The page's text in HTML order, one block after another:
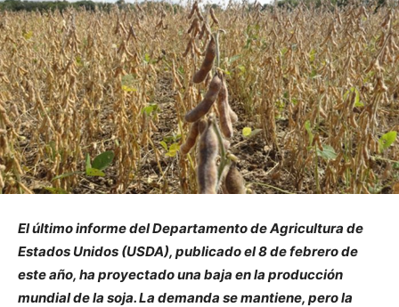
El último informe del Departamento de Agricultura de
Estados Unidos (USDA), publicado el 8 de febrero de
este año, ha proyectado una baja en la producción
mundial de la soja. La demanda se mantiene, pero la